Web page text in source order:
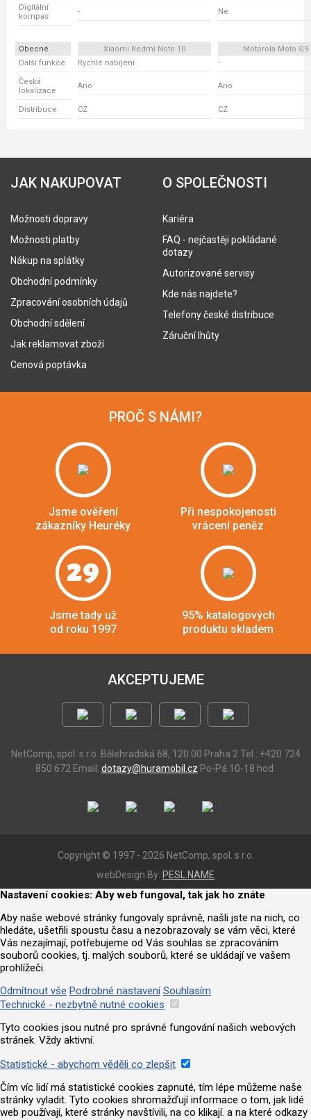
Digitální
kompas
- Ne
Obecné Xiaomi Redmi Note 10
Motorola Moto G9
Další funkce
Rychlé nabíjení -
Česká
lokalizace
Ano Ano
Distribuce CZ CZ
JAK NAKUPOVAT
Možnosti dopravy
Možnosti platby
Nákup na splátky
Obchodní podmínky
Zpracování osobních údajů
Obchodní sdělení
Jak reklamovat zboží
Cenová poptávka
O SPOLEČNOSTI
Kariéra
FAQ - nejčastěji pokládané
dotazy
Autorizované servisy
Kde nás najdete?
Telefony české distribuce
Záruční lhůty
PROČ S NÁMI?
Jsme ověření
zákazníky Heuréky
Při nespokojenosti
vrácení peněz
29
Jsme tady už
od roku 1997
95% katalogových
produktu skladem
AKCEPTUJEME
NetComp, spol. s r.o. Bělehradská 68, 120 00 Praha 2 Tel.: +420 724
850 672 Email: dotazy@huramobil.cz Po-Pá 10-18 hod.
Copyright © 1997 - 2026 NetComp, spol. s r.o.
webDesign By: PESL.NAME
Nastavení cookies: Aby web fungoval, tak jak ho znáte
Aby naše webové stránky fungovaly správně, našli jste na nich, co
hledáte, ušetřili spoustu času a nezobrazovaly se vám věci, které
Vás nezajímají, potřebujeme od Vás souhlas se zpracováním
souborů cookies, tj. malých souborů, které se ukládají ve vašem
prohlížeči.
Odmítnout vše Podrobné nastavení Souhlasím
Technické - nezbytně nutné cookies
Tyto cookies jsou nutné pro správné fungování našich webových
stránek. Vždy aktivní.
Statistické - abychom věděli co zlepšit
Čím víc lidí má statistické cookies zapnuté, tím lépe můžeme naše
stránky vyladit. Tyto cookies shromažďují informace o tom, jak lidé
web používají, které stránky navštívili, na co klikají. a na které odkazy